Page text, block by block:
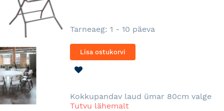
Tarneaeg: 1 - 10 päeva
Lisa ostukorvi
Kokkupandav laud ümar 80cm valge
Tutvu lähemalt